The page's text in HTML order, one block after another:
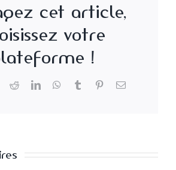
cet article,
votre
!
RedditLinkedInWhatsApp
Tumblr PinterestEmail